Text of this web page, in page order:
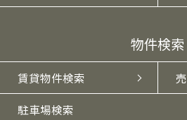
物件検索
賃貸物件検索
駐車場検索